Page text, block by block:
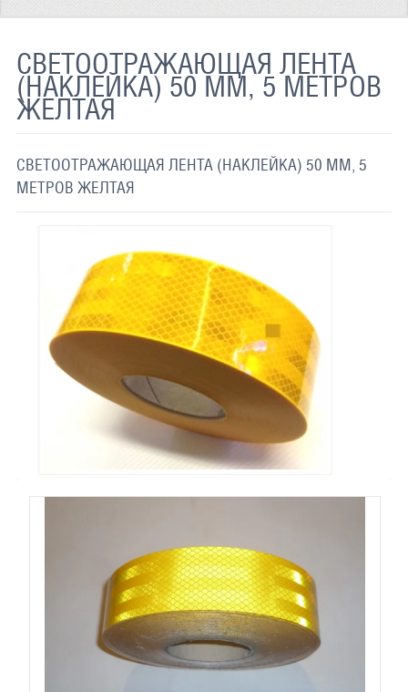
СВЕТООТРАЖАЮЩИЕ ДОРОЖНЫЕ ЗНАКИ
СВЕТООТРАЖАЮЩАЯ КРАСКА
СВЯЗАТЬСЯ С НАМИ
СВЕТООТРАЖАЮЩАЯ ЛЕНТА
(НАКЛЕЙКА) 50 ММ, 5 МЕТРОВ
ЖЕЛТАЯ
СВЕТООТРАЖАЮЩАЯ ЛЕНТА (НАКЛЕЙКА) 50 ММ, 5
МЕТРОВ ЖЕЛТАЯ